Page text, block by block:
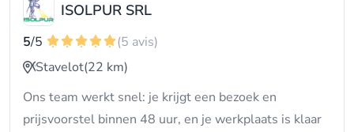
ISOLPUR SRL
5/5
(5 avis)
Stavelot(22 km)
Ons team werkt snel: je krijgt een bezoek en
prijsvoorstel binnen 48 uur, en je werkplaats is klaar